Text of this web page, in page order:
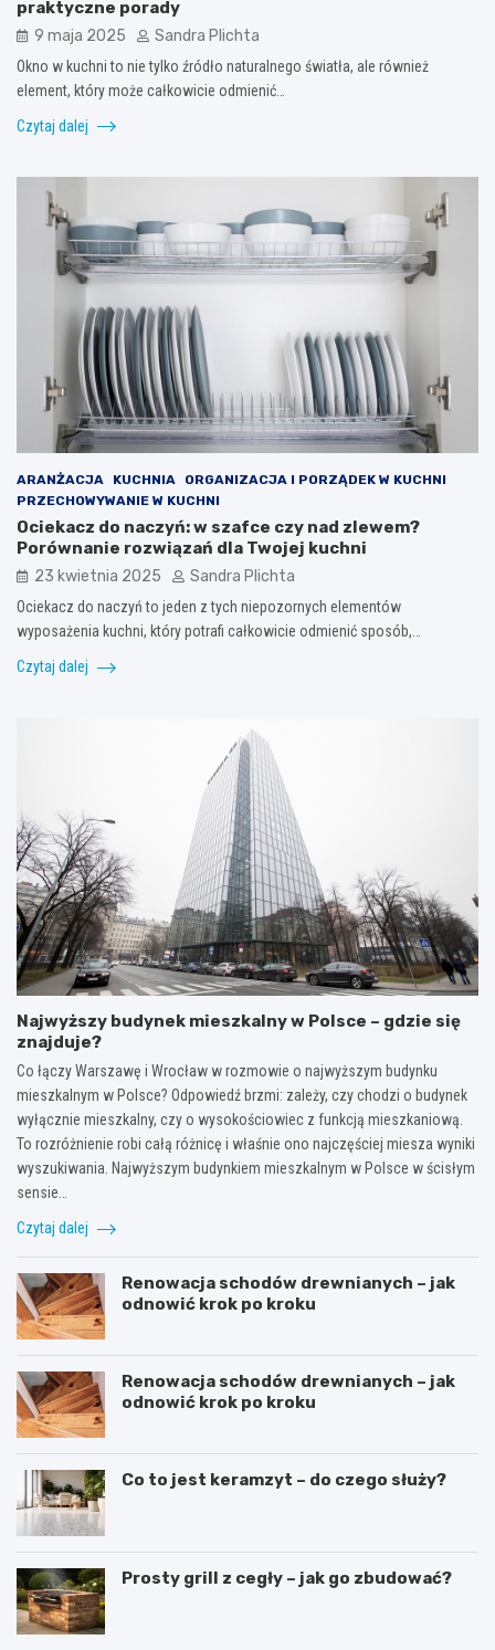
praktyczne porady
9 maja 2025 Sandra Plichta
Okno w kuchni to nie tylko źródło naturalnego światła, ale również
element, który może całkowicie odmienić…
Czytaj dalej
ARANŻACJA KUCHNIA
ORGANIZACJA I PORZĄDEK W KUCHNI
PRZECHOWYWANIE W KUCHNI
Ociekacz do naczyń: w szafce czy nad zlewem?
Porównanie rozwiązań dla Twojej kuchni
23 kwietnia 2025 Sandra Plichta
Ociekacz do naczyń to jeden z tych niepozornych elementów
wyposażenia kuchni, który potrafi całkowicie odmienić sposób,…
Czytaj dalej
Najwyższy budynek mieszkalny w Polsce – gdzie się
znajduje?
Co łączy Warszawę i Wrocław w rozmowie o najwyższym budynku
mieszkalnym w Polsce? Odpowiedź brzmi: zależy, czy chodzi o budynek
wyłącznie mieszkalny, czy o wysokościowiec z funkcją mieszkaniową.
To rozróżnienie robi całą różnicę i właśnie ono najczęściej miesza wyniki
wyszukiwania. Najwyższym budynkiem mieszkalnym w Polsce w ścisłym
sensie…
Czytaj dalej
Renowacja schodów drewnianych – jak
odnowić krok po kroku
Renowacja schodów drewnianych – jak
odnowić krok po kroku
Co to jest keramzyt – do czego służy?
Prosty grill z cegły – jak go zbudować?
D
S